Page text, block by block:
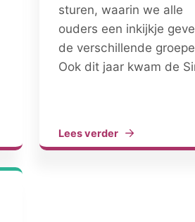
sturen, waarin we alle
ouders een inkijkje
de verschillende
Ook dit jaar kwam de
Lees verder